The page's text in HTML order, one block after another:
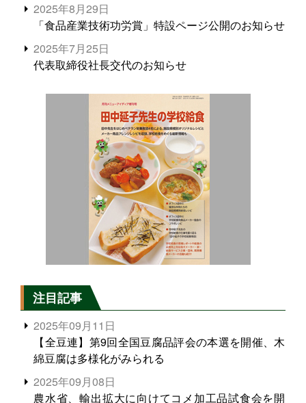
2025年8月29日
「食品産業技術功労賞」特設ページ公開のお知らせ
2025年7月25日
代表取締役社長交代のお知らせ
注目記事
2025年09月11日
【全豆連】第9回全国豆腐品評会の本選を開催、木
綿豆腐は多様化がみられる
2025年09月08日
農水省、輸出拡大に向けてコメ加工品試食会を開